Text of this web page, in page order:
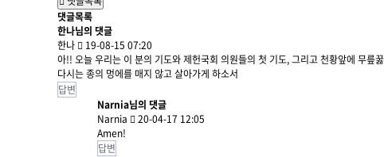
댓글목록
한나님의 댓글
한나
19-08-15 07:20
아!! 오늘 우리는 이 분의 기도와 제헌국회 의원들의 첫 기도, 그리고 천황앞에 무
다시는 종의 멍에를 매지 않고 살아가게 하소서
답변
Narnia님의 댓글
Narnia
20-04-17 12:05
Amen!
답변